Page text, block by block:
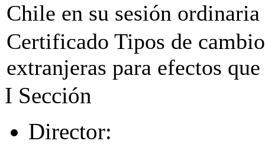
Chile en su sesión ordinaria
Certificado Tipos de
extranjeras para efectos que
I Sección
Director: